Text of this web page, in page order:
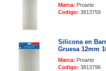
Marca: Proarte
Codigo: 3813759
Silicona en
Gruesa 12mm
Marca: Proarte
Codigo: 3813796